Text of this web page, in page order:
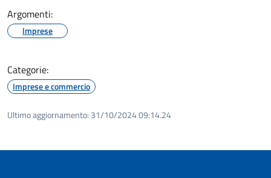
Argomenti:
Imprese
Categorie:
Imprese e commercio
Ultimo aggiornamento: 31/10/2024 09:14.24